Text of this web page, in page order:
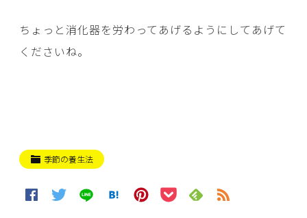
ちょっと消化器を労わってあげるようにしてあげて
くださいね。
季節の養生法